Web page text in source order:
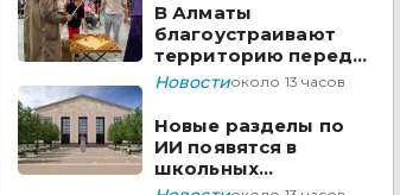
В Алматы
благоустраивают
территорию перед
ТЮЗом
Новостиоколо 13 часов
Новые разделы по
ИИ появятся в
школьных
предметах